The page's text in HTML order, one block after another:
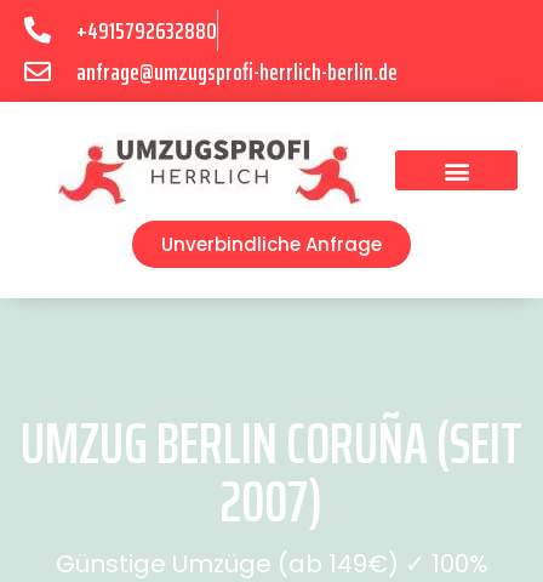
+4915792632880
anfrage@umzugsprofi-herrlich-berlin.de
Unverbindliche Anfrage
UMZUG BERLIN CORUÑA (SEIT
2007)
Günstige Umzüge (ab 149€) ✓ 100%